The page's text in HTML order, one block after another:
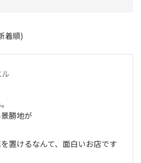
着順)
勝地が
置けるなんて、面白いお店です